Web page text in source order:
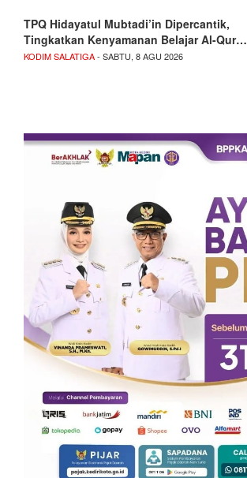
TPQ Hidayatul Mubtadi’in Dipercantik,
Tingkatkan Kenyamanan Belajar Al-Qur…
KODIM SALATIGA- SABTU, 8 AGU 2026